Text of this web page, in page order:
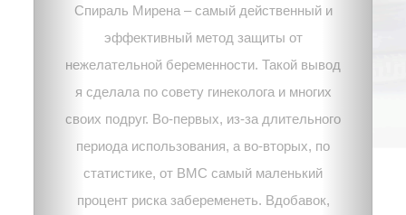
Спираль Мирена – самый действенный и
эффективный метод защиты от
нежелательной беременности. Такой вывод
я сделала по совету гинеколога и многих
своих подруг. Во-первых, из-за длительного
периода использования, а во-вторых, по
статистике, от ВМС самый маленький
процент риска забеременеть. Вдобавок,